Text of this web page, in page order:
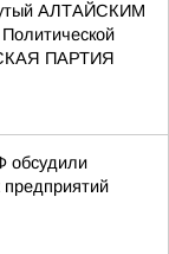
АЛТАЙСКИМ
ПАРТИЯ
обсудили